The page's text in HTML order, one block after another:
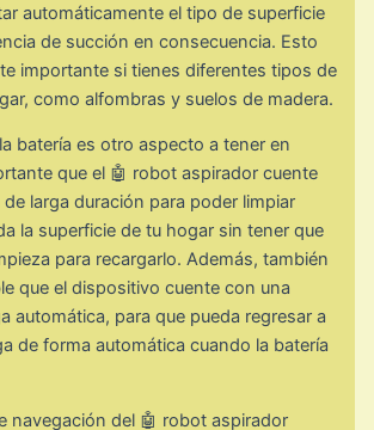
automáticamente el tipo de superficie
de succión en consecuencia. Esto
importante si tienes diferentes tipos de
como alfombras y suelos de madera.
batería es otro aspecto a tener en
que el 🤖 robot aspirador cuente
larga duración para poder limpiar
la superficie de tu hogar sin tener que
para recargarlo. Además, también
que el dispositivo cuente con una
automática, para que pueda regresar a
de forma automática cuando la batería
navegación del 🤖 robot aspirador